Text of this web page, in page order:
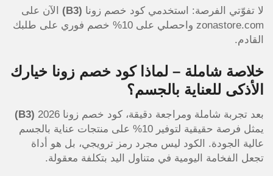
لا تفوّتي الفرصة: استخدمي كود خصم زونا (B3)
الآن على
zonastore.com واحصلي على 10% خصم فوري على طلبك
القادم.
خلاصة شاملة – لماذا كود خصم زونا خيارك
الأذكى للعناية بالجسم؟
بعد تجربة شاملة ومراجعة دقيقة، كود خصم زونا 2026
(B3)
يمثل فرصة حقيقية لتوفير 10% على منتجات عناية بالجسم
عالية الجودة. الكود ليس مجرد رمز ترويجي، بل هو أداة
تجعل الفخامة اليومية في متناول اليد بتكلفة معقولة.